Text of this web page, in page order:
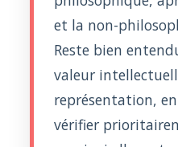
et la non-
Reste bien
valeur
représentation,
vérifier